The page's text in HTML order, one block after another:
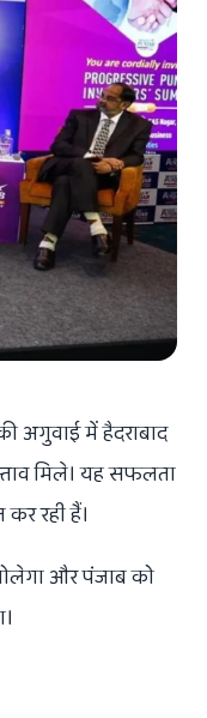
अगुवाई में हैदराबाद
मिले। यह सफलता
रही हैं।
और पंजाब को